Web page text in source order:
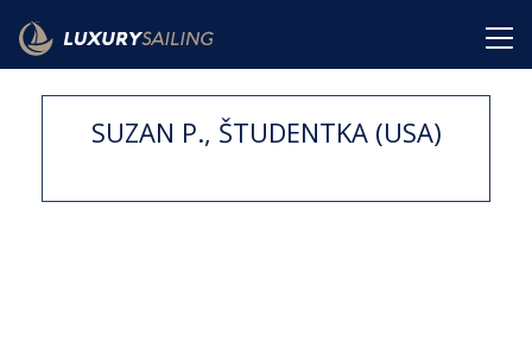
SUZAN P., ŠTUDENTKA (USA)